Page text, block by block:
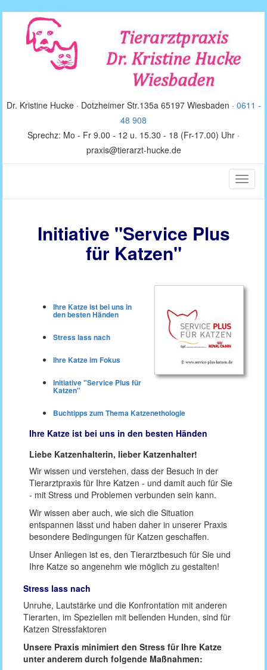
Dr. Kristine Hucke · Dotzheimer Str.135a 65197 Wiesbaden · 0611 -
48 908
Sprechz: Mo - Fr 9.00 - 12 u. 15.30 - 18 (Fr-17.00) Uhr ·
praxis@tierarzt-hucke.de
Toggle
Initiative "Service Plus
für Katzen"
Ihre Katze ist bei uns in
den besten Händen
Stress lass nach
Ihre Katze im Fokus
Initiative "Service Plus für
Katzen"
Buchtipps zum Thema Katzenethologie
Ihre Katze ist bei uns in den besten Händen
Liebe Katzenhalterin, lieber Katzenhalter!
Wir wissen und verstehen, dass der Besuch in der
Tierarztpraxis für Ihre Katzen - und damit auch für Sie
- mit Stress und Problemen verbunden sein kann.
Wir wissen aber auch, wie sich die Situation
entspannen lässt und haben daher in unserer Praxis
besondere Bedingungen für Katzen geschaffen.
Unser Anliegen ist es, den Tierarztbesuch für Sie und
Ihre Katze so angenehm wie möglich zu gestalten!
Stress lass nach
Unruhe, Lautstärke und die Konfrontation mit anderen
Tierarten, im Speziellen mit bellenden Hunden, sind für
Katzen Stressfaktoren
Unsere Praxis minimiert den Stress für Ihre Katze
unter anderem durch folgende Maßnahmen: